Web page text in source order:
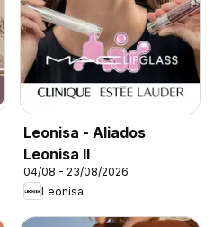
Leonisa - Aliados
Leonisa II
04/08 - 23/08/2026
Leonisa